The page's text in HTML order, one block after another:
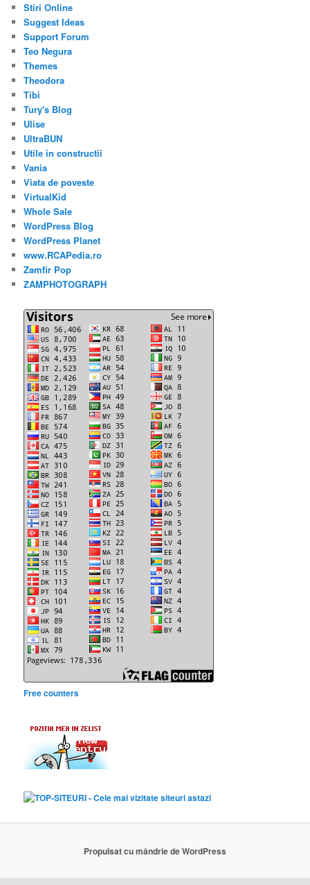
Stiri Online
Suggest Ideas
Support Forum
Teo Negura
Themes
Theodora
Tibi
Tury's Blog
Ulise
UltraBUN
Utile in constructii
Vania
Viata de poveste
VirtualKid
Whole Sale
WordPress Blog
WordPress Planet
www.RCAPedia.ro
Zamfir Pop
ZAMPHOTOGRAPH
Free counters
Propulsat cu mândrie de WordPress